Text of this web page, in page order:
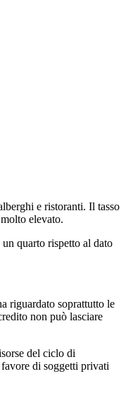
e ristoranti. Il tasso
elevato.
quarto rispetto al dato
riguardato soprattutto le
non può lasciare
del ciclo di
di soggetti privati